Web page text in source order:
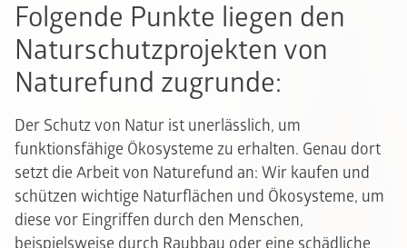
Folgende Punkte liegen den
Naturschutzprojekten von
Naturefund zugrunde:
Der Schutz von Natur ist unerlässlich, um
funktionsfähige Ökosysteme zu erhalten. Genau dort
setzt die Arbeit von Naturefund an: Wir kaufen und
schützen wichtige Naturflächen und Ökosysteme, um
diese vor Eingriffen durch den Menschen,